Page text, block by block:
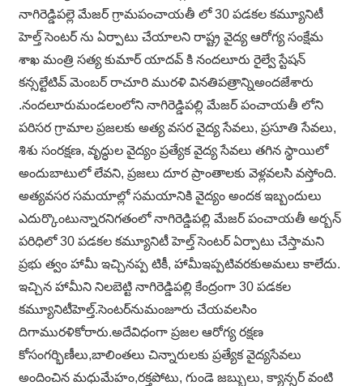
నాగిరెడ్డిపల్లె మేజర్ గ్రామపంచాయతీ లో 30 పడకల కమ్యూనిటీ
హెల్త్ సెంటర్ ను ఏర్పాటు చేయాలని రాష్ట్ర వైద్య ఆరోగ్య సంక్షేమ
శాఖ మంత్రి సత్య కుమార్ యాదవ్ కి నందలూరు రైల్వే స్టేషన్
కన్సల్టేటివ్ మెంబర్ రాచూరి మురళి వినతిపత్రాన్నిఅందజేశారు
.నందలూరుమండలంలోని నాగిరెడ్డిపల్లి మేజర్ పంచాయతీ లోని
పరిసర గ్రామాల ప్రజలకు అత్య వసర వైద్య సేవలు, ప్రసూతి సేవలు,
శిశు సంరక్షణ, వృద్ధుల వైద్యం ప్రత్యేక వైద్య సేవలు తగిన స్థాయిలో
అందుబాటులో లేవని, ప్రజలు దూర ప్రాంతాలకు వెళ్లవలసి వస్తోంది.
అత్యవసర సమయాల్లో సమయానికి వైద్యం అందక ఇబ్బందులు
ఎదుర్కొంటున్నారనిగతంలో నాగిరెడ్డిపల్లి మేజర్ పంచాయతీ అర్బన్
పరిధిలో 30 పడకల కమ్యూనిటీ హెల్త్ సెంటర్ ఏర్పాటు చేస్తామని
ప్రభు త్వం హామీ ఇచ్చినప్ప టికీ, హామీఇప్పటివరకుఅమలు కాలేదు.
ఇచ్చిన హామీని నిలబెట్టి నాగిరెడ్డిపల్లి కేంద్రంగా 30 పడకల
కమ్యూనిటీహెల్త్.సెంటర్‌నుమంజూరు చేయవలసిం
దిగామురళికోరారు.అదేవిధంగా ప్రజల ఆరోగ్య రక్షణ
కోసంగర్భిణీలు,బాలింతలు చిన్నారులకు ప్రత్యేక వైద్యసేవలు
అందించిన మధుమేహం,రక్తపోటు, గుండె జబ్బులు, క్యాన్సర్ వంటి